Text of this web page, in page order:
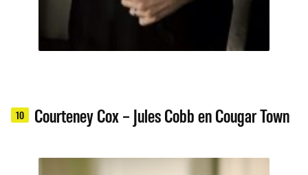
10 Courteney Cox – Jules Cobb en Cougar Town